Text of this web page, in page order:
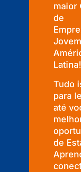
maior
de
Latina!
Tudo
para
até
de